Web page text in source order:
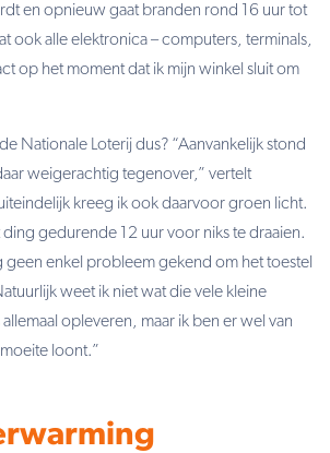
en opnieuw gaat branden rond 16 uur tot
ook alle elektronica – computers, terminals,
op het moment dat ik mijn winkel sluit om
Nationale Loterij dus? “Aanvankelijk stond
weigerachtig tegenover,” vertelt
kreeg ik ook daarvoor groen licht.
gedurende 12 uur voor niks te draaien.
geen enkel probleem gekend om het toestel
weet ik niet wat die vele kleine
opleveren, maar ik ben er wel van
loont.”